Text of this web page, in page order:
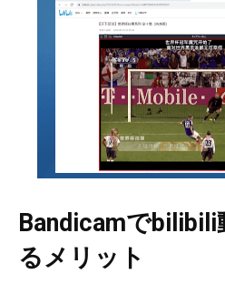
Bandicamでbilibili
るメリット